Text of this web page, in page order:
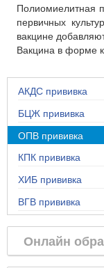
Полиомиелитная
первичных
вакцине
Вакцина в форме
АКДС прививка
БЦЖ прививка
ОПВ прививка
КПК прививка
ХИБ прививка
ВГВ прививка
Онлайн